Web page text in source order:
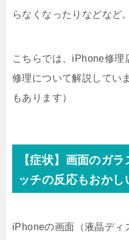
らなくなったりなどなど。
こちらでは、iPhone修
修理について解説してい
もあります）
【症状】画面のガ
ッチの反応もおかし
iPhoneの画面（液晶ディ